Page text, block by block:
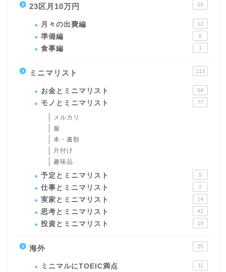
23区月10万円 19
月々の出費編 12
準備編 6
食事編 1
ミニマリスト 213
お金とミニマリスト 54
モノとミニマリスト 77
メルカリ
服
本・書類
片付け
趣味品
予定とミニマリスト 5
仕事とミニマリスト 2
実家とミニマリスト 14
思考とミニマリスト 42
投資とミニマリスト 19
海外 25
ミニマルにTOEIC満点 11